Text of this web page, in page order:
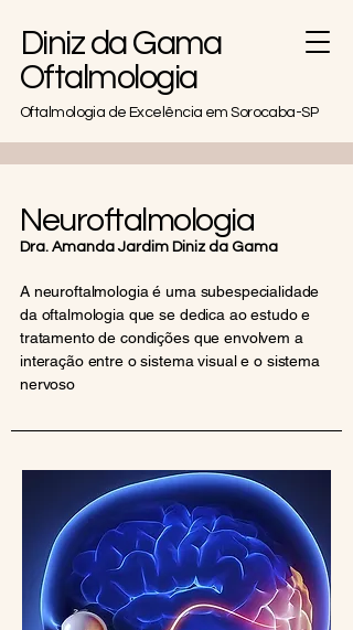
Oftalmologia de Excelência em Sorocaba-SP
Diniz da Gama
Oftalmologia
Neuroftalmologia
Dra. Amanda Jardim Diniz da Gama
A neuroftalmologia é uma subespecialidade
da oftalmologia que se dedica ao estudo e
tratamento de condições que envolvem a
interação entre o sistema visual e o sistema
nervoso